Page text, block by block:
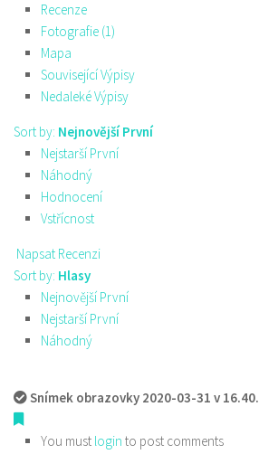
Recenze
Fotografie (1)
Mapa
Související Výpisy
Nedaleké Výpisy
Sort by: Nejnovější První
Nejstarší První
Náhodný
Hodnocení
Vstřícnost
Napsat Recenzi
Sort by: Hlasy
Nejnovější První
Nejstarší První
Náhodný
Snímek obrazovky 2020-03-31 v
You must login to post comments